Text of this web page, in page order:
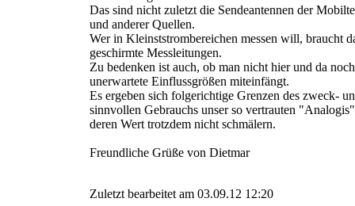
Das sind nicht zuletzt die Sendeantennen der
und anderer Quellen.
Wer in Kleinststrombereichen messen will, braucht
geschirmte Messleitungen.
Zu bedenken ist auch, ob man nicht hier und da
unerwartete Einflussgrößen miteinfängt.
Es ergeben sich folgerichtige Grenzen des zweck-
sinnvollen Gebrauchs unser so vertrauten
deren Wert trotzdem nicht schmälern.
Freundliche Grüße von Dietmar
Zuletzt bearbeitet am 03.09.12 12:20